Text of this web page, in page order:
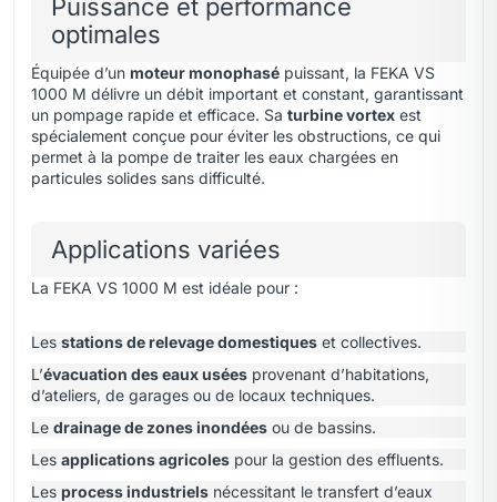
Puissance et performance
optimales
Équipée d’un moteur monophasé puissant, la FEKA VS
1000 M délivre un débit important et constant, garantissant
un pompage rapide et efficace. Sa turbine vortex est
spécialement conçue pour éviter les obstructions, ce qui
permet à la pompe de traiter les eaux chargées en
particules solides sans difficulté.
Applications variées
La FEKA VS 1000 M est idéale pour :
Les stations de relevage domestiques et collectives.
L’évacuation des eaux usées provenant d’habitations,
d’ateliers, de garages ou de locaux techniques.
Le drainage de zones inondées ou de bassins.
Les applications agricoles pour la gestion des effluents.
Les process industriels nécessitant le transfert d’eaux